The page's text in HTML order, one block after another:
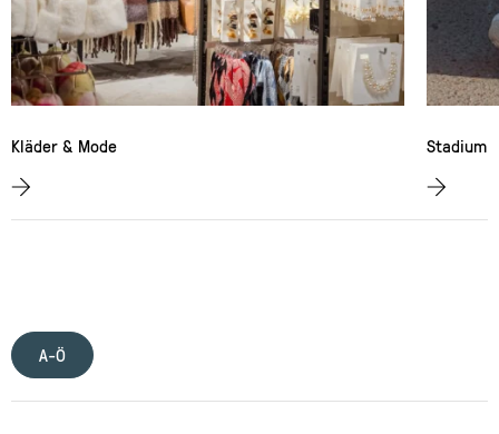
Kläder & Mode Stadium
A-Ö